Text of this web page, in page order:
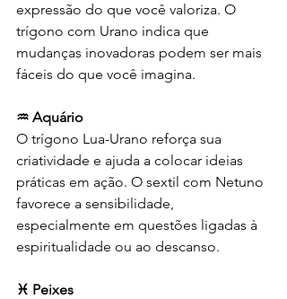
expressão do que você valoriza. O
trígono com Urano indica que
mudanças inovadoras podem ser mais
fáceis do que você imagina.
♒ Aquário
O trígono Lua-Urano reforça sua
criatividade e ajuda a colocar ideias
práticas em ação. O sextil com Netuno
favorece a sensibilidade,
especialmente em questões ligadas à
espiritualidade ou ao descanso.
♓ Peixes